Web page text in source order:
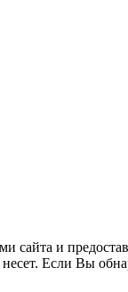
сайта и
несет. Если Вы